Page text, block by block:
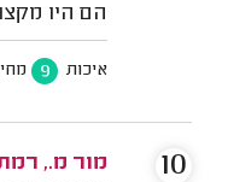
הם היו
איכות 9
מור מ., רמת
10